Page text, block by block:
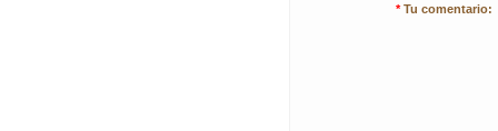
* Tu comentario: